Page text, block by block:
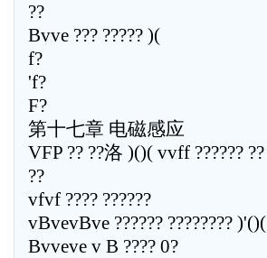
??
Bvve ??? ????? )(
f?
'f?
F?
第十七章 电磁感应
VFP ?? ??洛 )()( vvff ?????? ??
??
vfvf ???? ??????
vBvevBve ?????? ???????? )'()(
Bvveve v B ???? 0?